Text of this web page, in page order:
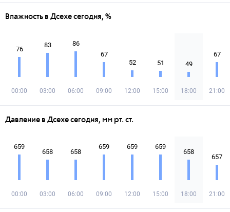
Влажность в Дсехе сегодня, %
76
00:00
83
03:00
86
06:00
67
09:00
52
12:00
51
15:00
49
18:00
67
21:00
Давление в Дсехе сегодня, мм рт. ст.
659
00:00
658
03:00
658
06:00
659
09:00
659
12:00
659
15:00
658
18:00
657
21:00